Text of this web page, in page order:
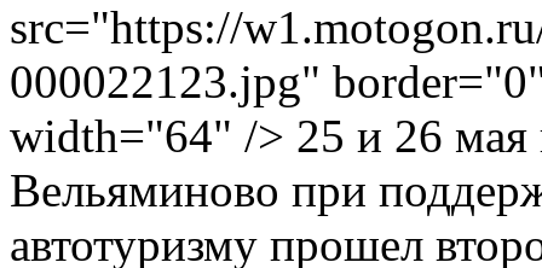
src="https://
000022123.jpg"
width="64" /> 25 и 26 мая
Вельяминово при
автотуризму прошел